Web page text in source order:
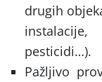
drugih
pesticidi…).
Pažljivo